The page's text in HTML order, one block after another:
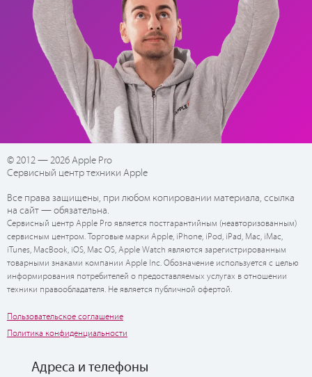
© 2012 — 2026 Apple Pro
Сервисный центр техники Apple
Все права защищены, при любом копировании материала, ссылка
на сайт — обязательна.
Сервисный центр Apple Pro является постгарантийным (неавторизованным)
сервисным центром. Торговые марки Apple, iPhone, iPod, iPad, Mac, iMac,
iTunes, MacBook, iOS, Mac OS, Apple Watch являются зарегистрированным
товарными знаками компании Apple Inc. Обозначение используется с целью
информирования потребителей о предоставляемых услугах в отношении
техники правообладателя. Не является публичной офертой.
Пользовательское соглашение
Политика конфиденциальности
Адреса и телефоны